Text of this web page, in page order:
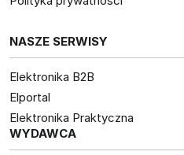
NASZE SERWISY
Elektronika B2B
Elportal
Elektronika Praktyczna
WYDAWCA